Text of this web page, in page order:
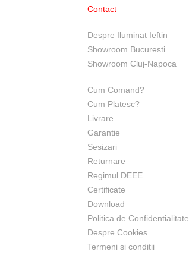
Contact
Despre Iluminat Ieftin
Showroom Bucuresti
Showroom Cluj-Napoca
Cum Comand?
Cum Platesc?
Livrare
Garantie
Sesizari
Returnare
Regimul DEEE
Certificate
Download
Politica de Confidentialitate
Despre Cookies
Termeni si conditii